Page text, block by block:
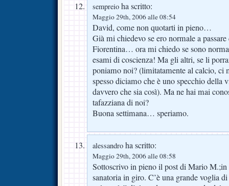
sempreio ha scritto:
Maggio 29th, 2006 alle 08:54
David, come non quotarti in pieno…
Già mi chiedevo se ero normale a
Fiorentina… ora mi chiedo se sono
esami di coscienza! Ma gli altri, se li
poniamo noi? (limitatamente al calcio, ci
spesso diciamo che è uno specchio
davvero che sia così). Ma ne hai mai
tafazziana di noi?
Buona settimana… speriamo.
alessandro ha scritto:
Maggio 29th, 2006 alle 08:58
Sottoscrivo in pieno il post di Mario M.;in
sanatoria in giro. C’è una grande voglia